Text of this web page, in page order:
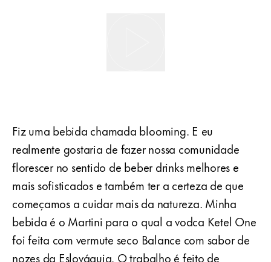
Fiz uma bebida chamada blooming. E eu
realmente gostaria de fazer nossa comunidade
florescer no sentido de beber drinks melhores e
mais sofisticados e também ter a certeza de que
começamos a cuidar mais da natureza. Minha
bebida é o Martini para o qual a vodca Ketel One
foi feita com vermute seco Balance com sabor de
nozes da Eslováquia. O trabalho é feito de